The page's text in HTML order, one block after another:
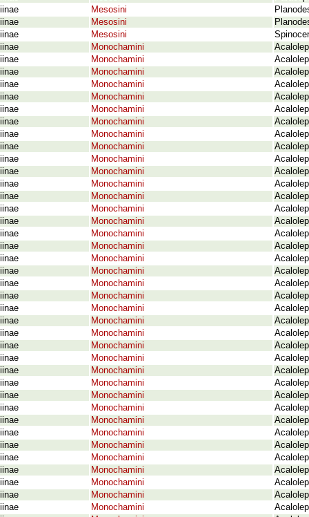
Mesosini
Mesosini
Mesosini
Monochamini
Monochamini
Monochamini
Monochamini
Monochamini
Monochamini
Monochamini
Monochamini
Monochamini
Monochamini
Monochamini
Monochamini
Monochamini
Monochamini
Monochamini
Monochamini
Monochamini
Monochamini
Monochamini
Monochamini
Monochamini
Monochamini
Monochamini
Monochamini
Monochamini
Monochamini
Monochamini
Monochamini
Monochamini
Monochamini
Monochamini
Monochamini
Monochamini
Monochamini
Monochamini
Monochamini
Monochamini
Monochamini